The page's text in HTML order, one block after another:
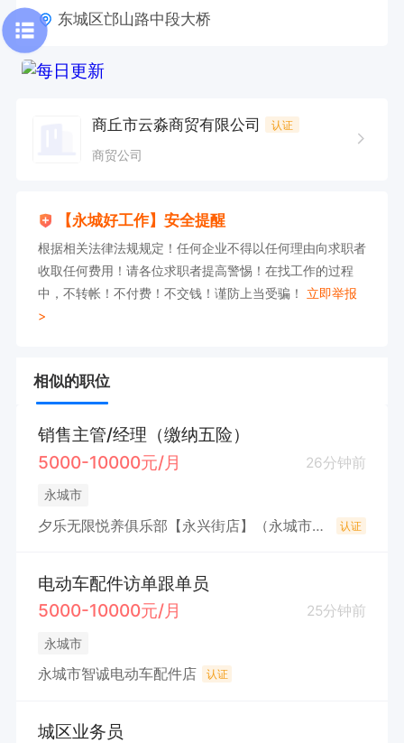
东城区邙山路中段大桥
商丘市云淼商贸有限公司 认证
商贸公司
【永城好工作】安全提醒
根据相关法律法规规定！任何企业不得以任何理由向求职者
收取任何费用！请各位求职者提高警惕！在找工作的过程
中，不转帐！不付费！不交钱！谨防上当受骗！ 立即举报
>
相似的职位
销售主管/经理（缴纳五险）
5000-10000元/月
26分钟前
永城市
夕乐无限悦养俱乐部【永兴街店】（永城市银龄康护养老服务有限公司） 认证
电动车配件访单跟单员
5000-10000元/月
25分钟前
永城市
永城市智诚电动车配件店 认证
城区业务员